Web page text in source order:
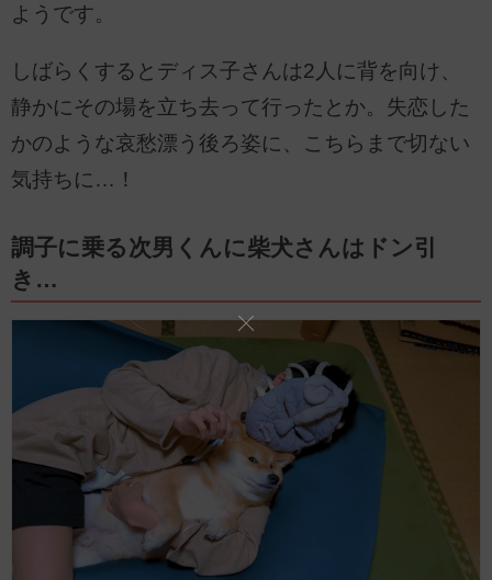
ようです。
しばらくするとディス子さんは2人に背を向け、
静かにその場を立ち去って行ったとか。失恋した
かのような哀愁漂う後ろ姿に、こちらまで切ない
気持ちに…！
調子に乗る次男くんに柴犬さんはドン引
き…